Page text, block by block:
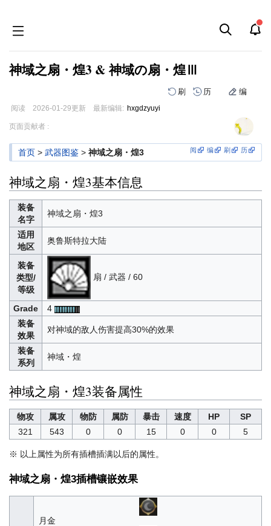
神域之扇・煌3 & 神域の扇・煌Ⅲ
刷 历 编
阅读 2026-01-29更新 最新编辑: hxgdzyuyi
跳
到
导
跳
到
搜
页面贡献者 :
首页 > 武器图鉴 > 神域之扇・煌3 阅 编 刷 历
神域之扇・煌3基本信息
装备
名字
神域之扇・煌3
适用
地区
奥鲁斯特拉大陆
装备
类型/
等级
扇 / 武器 / 60
Grade
4
装备
效果
对神域的敌人伤害提高30%的效果
装备
系列
神域・煌
神域之扇・煌3装备属性
物攻 属攻 物防 属防 暴击 速度 HP
SP
321
543 0 0 15 0 0 5
※ 以上属性为所有插槽插满以后的属性。
神域之扇・煌3插槽镶嵌效果
月金